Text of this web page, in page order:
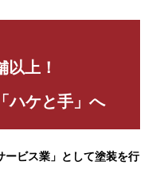
以上！
ハケと手」へ
ービス業」として塗装を行